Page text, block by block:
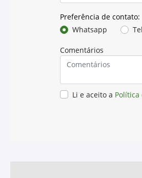
Características
Principais Características